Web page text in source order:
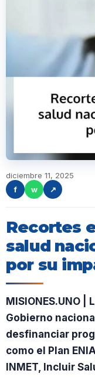
diciembre 11, 2025
f
w ↗
Recortes
salud
por su
MISIONES.UNO
Gobierno
desfinanciar
como el Plan
INMET, Incluir